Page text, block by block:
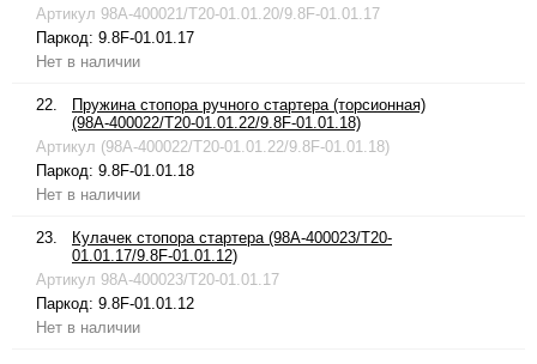
Артикул 98A-400021/T20-01.01.20/9.8F-01.01.17
Паркод: 9.8F-01.01.17
Нет в наличии
22.
Пружина стопора ручного стартера (торсионная)
(98A-400022/T20-01.01.22/9.8F-01.01.18)
Артикул (98A-400022/T20-01.01.22/9.8F-01.01.18)
Паркод: 9.8F-01.01.18
Нет в наличии
23.
Кулачек стопора стартера (98A-400023/T20-
01.01.17/9.8F-01.01.12)
Артикул 98A-400023/T20-01.01.17
Паркод: 9.8F-01.01.12
Нет в наличии